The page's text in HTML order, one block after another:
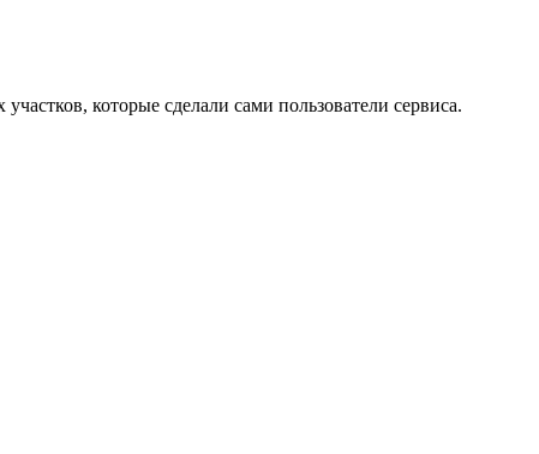
которые сделали сами пользователи сервиса.